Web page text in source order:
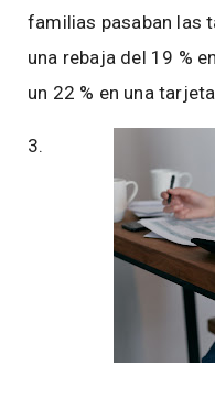
familias pasaban las
una rebaja del 19 %
un 22 % en una
3.